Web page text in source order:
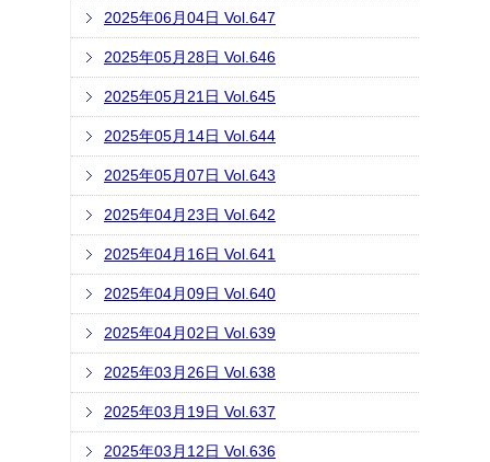
2025年06月04日 Vol.647
2025年05月28日 Vol.646
2025年05月21日 Vol.645
2025年05月14日 Vol.644
2025年05月07日 Vol.643
2025年04月23日 Vol.642
2025年04月16日 Vol.641
2025年04月09日 Vol.640
2025年04月02日 Vol.639
2025年03月26日 Vol.638
2025年03月19日 Vol.637
2025年03月12日 Vol.636